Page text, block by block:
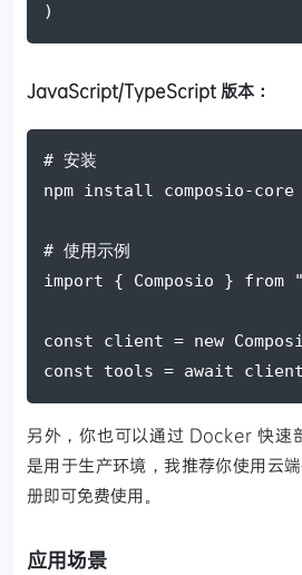
)
JavaScript/TypeScript 版本：
# 安装
npm install composio-core
# 使用示例
import { Composio } from
const client = new
const tools = await
另外，你也可以通过 Docker 快
是用于生产环境，我推荐你使用云
册即可免费使用。
应用场景